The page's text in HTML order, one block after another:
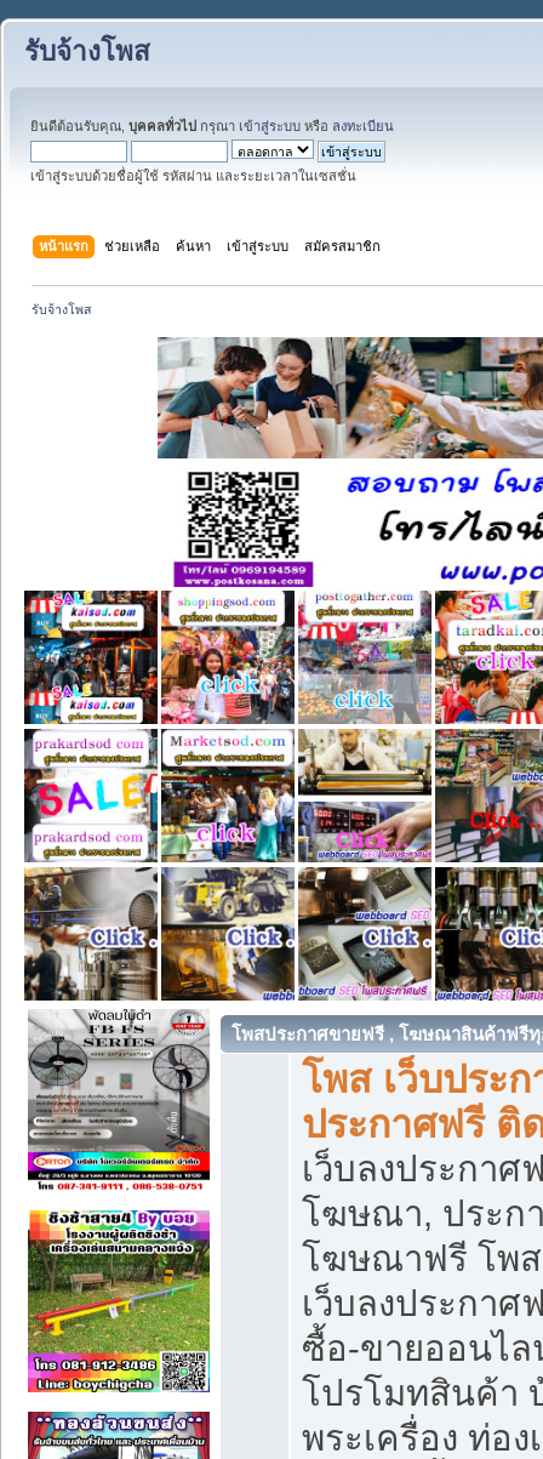
รับจ้างโพส
ยินดีต้อนรับคุณ, บุคคลทั่วไป กรุณา เข้าสู่ระบบ หรือ ลงทะเบียน
เข้าสู่ระบบด้วยชื่อผู้ใช้ รหัสผ่าน และระยะเวลาในเซสชั่น
หน้าแรก ช่วยเหลือ ค้นหา เข้าสู่ระบบ สมัครสมาชิก
รับจ้างโพส
โพสประกาศขายฟรี , โฆษณาสินค้าฟรี
โพส เว็บประก
ประกาศฟรี ติ
เว็บลงประกา
โฆษณา, ประก
โฆษณาฟรี โพส
เว็บลงประกา
ซื้อ-ขายออนไล
โปรโมทสินค้า
พระเครื่อง ท่อง